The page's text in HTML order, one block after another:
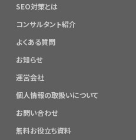
SEO対策とは
コンサルタント紹介
よくある質問
お知らせ
運営会社
個人情報の取扱いについて
お問い合わせ
無料お役立ち資料